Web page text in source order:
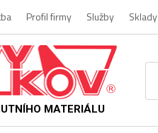
Profil firmy Služby Sklady
MATERIÁLU